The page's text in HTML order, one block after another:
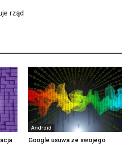
rząd
Android
Google usuwa ze swojego